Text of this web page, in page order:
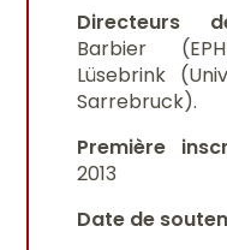
Directeurs
Barbier
Lüsebrink
Sarrebruck).
Première
2013
Date de